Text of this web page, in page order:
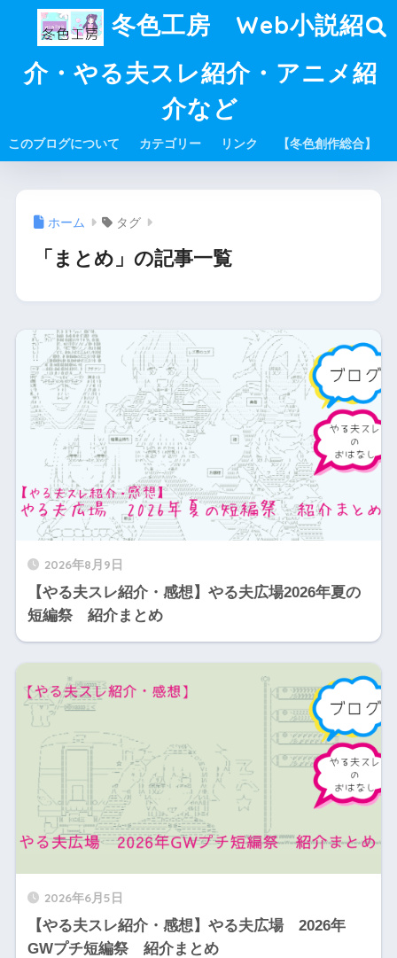
冬色工房 Web小説紹
介・やる夫スレ紹介・アニメ紹
介など
このブログについて カテゴリー リンク 【冬色創作総合】
ホーム タグ
「まとめ」の記事一覧
2026年8月9日
【やる夫スレ紹介・感想】やる夫広場2026年夏の
短編祭 紹介まとめ
2026年6月5日
【やる夫スレ紹介・感想】やる夫広場 2026年
GWプチ短編祭 紹介まとめ